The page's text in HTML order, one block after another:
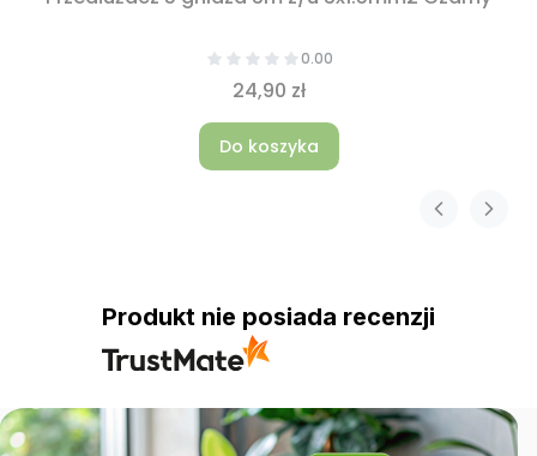
0.00
24,90 zł
Do koszyka
Produkt nie posiada recenzji